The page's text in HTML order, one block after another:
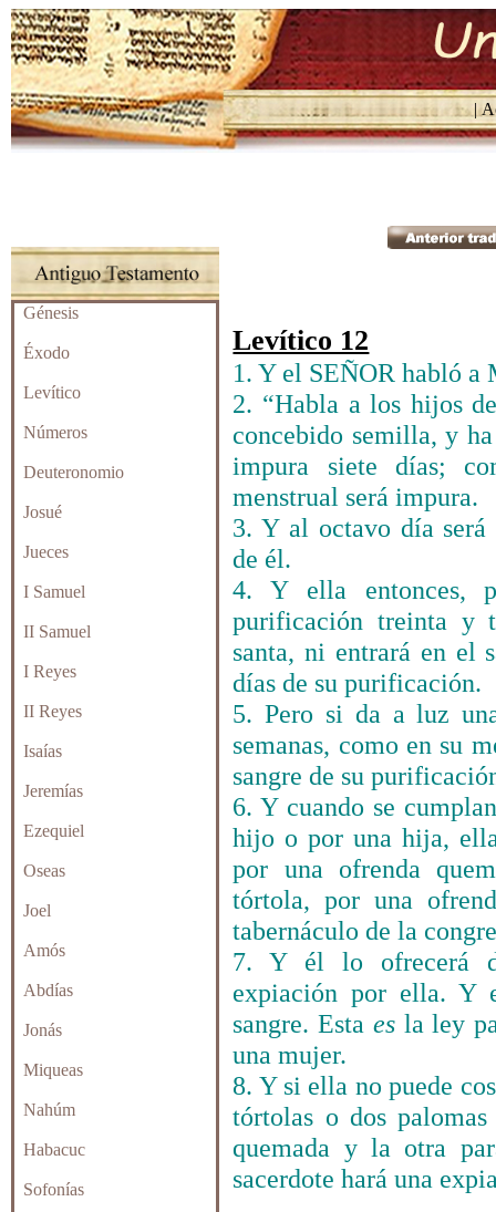
|
Génesis
Éxodo
Levítico
Números
Deuteronomio
Josué
Jueces
I Samuel
II Samuel
I Reyes
II Reyes
Isaías
Jeremías
Ezequiel
Oseas
Joel
Amós
Abdías
Jonás
Miqueas
Nahúm
Habacuc
Sofonías
Levítico 12
1. Y el SEÑOR habló a
2. “Habla a los hijos
concebido semilla, y
impura siete días;
menstrual será impura.
3. Y al octavo día
de él.
4. Y ella entonces,
purificación treinta y
santa, ni entrará en el
días de su purificación.
5. Pero si da a luz
semanas, como en su
sangre de su
6. Y cuando se
hijo o por una hija,
por una ofrenda
tórtola, por una
tabernáculo de la
7. Y él lo ofrecerá
expiación por ella. Y
sangre. Esta esla ley
una mujer.
8. Y si ella no puede
tórtolas o dos
quemada y la otra
sacerdote hará una